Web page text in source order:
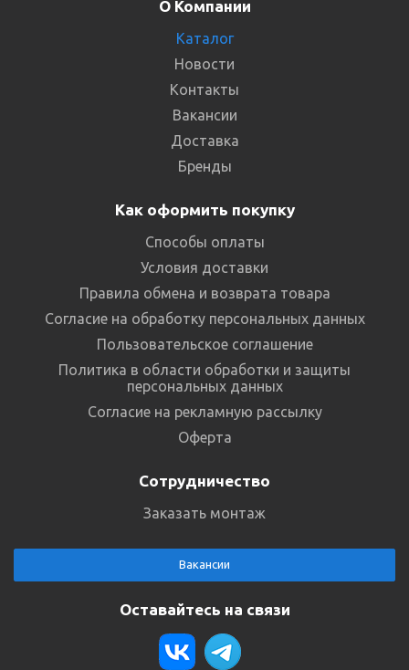
О Компании
Каталог
Новости
Контакты
Вакансии
Доставка
Бренды
Как оформить покупку
Способы оплаты
Условия доставки
Правила обмена и возврата товара
Согласие на обработку персональных данных
Пользовательское соглашение
Политика в области обработки и защиты
персональных данных
Согласие на рекламную рассылку
Оферта
Сотрудничество
Заказать монтаж
Вакансии
Оставайтесь на связи